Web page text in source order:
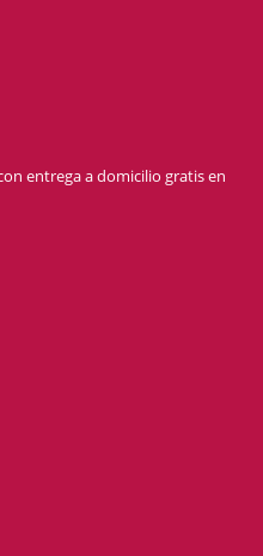
entrega a domicilio gratis en